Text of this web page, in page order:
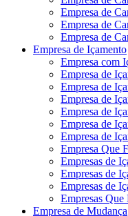
Empresa de
Empresa de
Empresa de
Empresa de Içamento
Empresa com
Empresa de
Empresa de
Empresa de
Empresa de
Empresa de
Empresa de
Empresa Que
Empresas de
Empresas de
Empresas de
Empresas Que
Empresa de Mudança